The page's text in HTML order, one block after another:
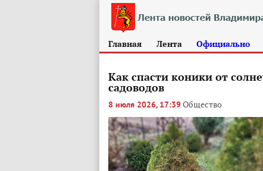
Главная Лента Официально
Как спасти коники от
садоводов
8 июля 2026, 17:39Общество